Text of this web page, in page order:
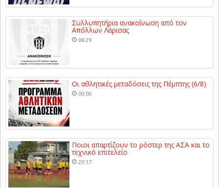
Συλλυπητήρια ανακοίνωση από τον
Απόλλων Λάρισας
08:29
Οι αθλητικές μεταδόσεις της Πέμπτης (6/8)
00:00
Ποιοι απαρτίζουν το ρόστερ της ΑΣΑ και το
τεχνικό επιτελείο
23:17